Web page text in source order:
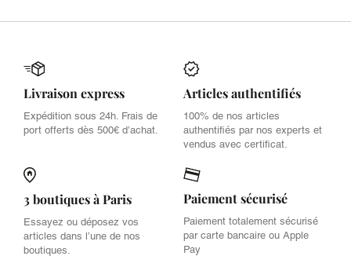
Livraison express
Expédition sous 24h. Frais de
port offerts dès 500€ d’achat.
Articles authentifiés
100% de nos articles
authentifiés par nos experts et
vendus avec certificat.
3 boutiques à Paris
Essayez ou déposez vos
articles dans l’une de nos
boutiques.
Paiement sécurisé
Paiement totalement sécurisé
par carte bancaire ou Apple
Pay